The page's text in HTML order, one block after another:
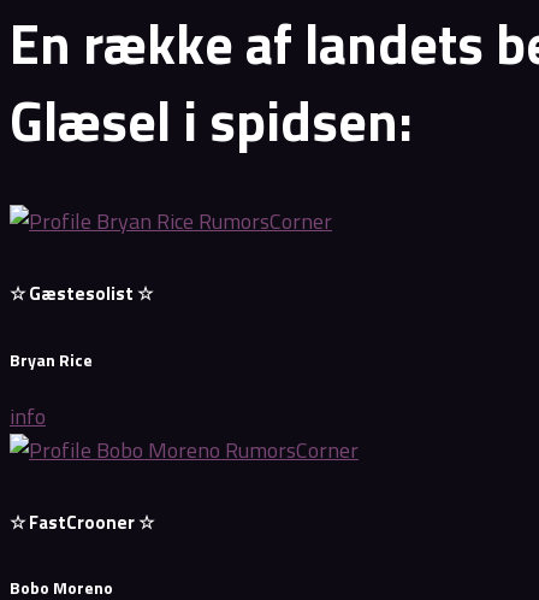
En række af landets
Glæsel i spidsen:
☆ Gæstesolist ☆
Bryan Rice
info
☆ FastCrooner ☆
Bobo Moreno